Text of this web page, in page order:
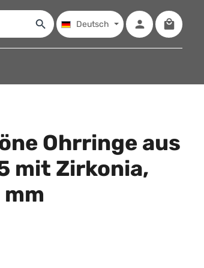
Deutsch
Ohrringe aus
mit Zirkonia,
mm